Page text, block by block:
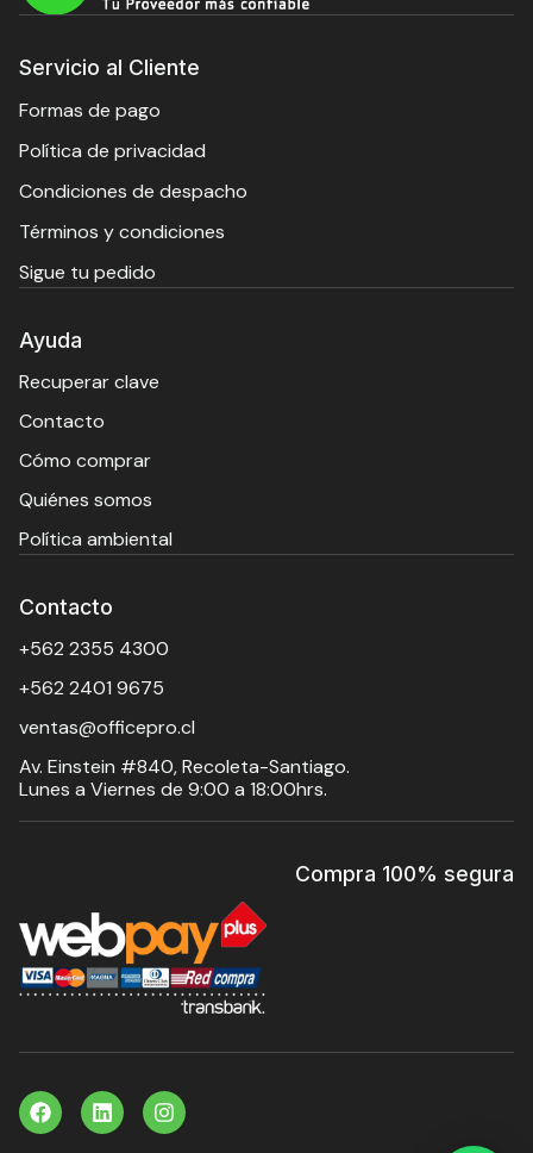
Servicio al Cliente
Formas de pago
Política de privacidad
Condiciones de despacho
Términos y condiciones
Sigue tu pedido
Ayuda
Recuperar clave
Contacto
Cómo comprar
Quiénes somos
Política ambiental
Contacto
+562 2355 4300
+562 2401 9675
ventas@officepro.cl
Av. Einstein #840, Recoleta-Santiago.
Lunes a Viernes de 9:00 a 18:00hrs.
Compra 100% segura